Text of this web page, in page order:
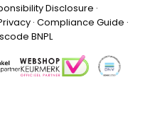
Disclosure ·
· Compliance Guide ·
BNPL